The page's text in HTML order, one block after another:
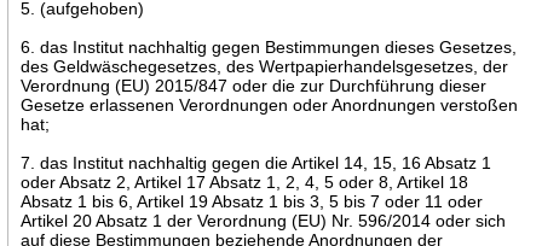
5. (aufgehoben)
6. das Institut nachhaltig gegen Bestimmungen dieses Gesetzes,
des Geldwäschegesetzes, des Wertpapierhandelsgesetzes, der
Verordnung (EU) 2015/847 oder die zur Durchführung dieser
Gesetze erlassenen Verordnungen oder Anordnungen verstoßen
hat;
7. das Institut nachhaltig gegen die Artikel 14, 15, 16 Absatz 1
oder Absatz 2, Artikel 17 Absatz 1, 2, 4, 5 oder 8, Artikel 18
Absatz 1 bis 6, Artikel 19 Absatz 1 bis 3, 5 bis 7 oder 11 oder
Artikel 20 Absatz 1 der Verordnung (EU) Nr. 596/2014 oder sich
auf diese Bestimmungen beziehende Anordnungen der